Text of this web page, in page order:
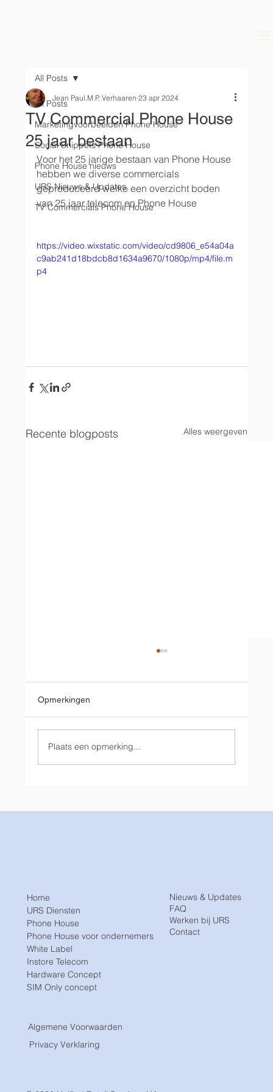
All Posts
Marketingvoorbeelden Phone House
Social Snippets Phone House
Phone House nieuws
URS Nieuws & Updates
TV Commercials Phone House
All Posts
TV Commercial Phone House
25 jaar bestaan
Jean Paul.M.P. Verhaaren 23 apr 2024
Voor het 25 jarige bestaan van Phone House
hebben we diverse commercials
geproduceerd welke een overzicht boden
van 25 jaar telecom en Phone House
https://video.wixstatic.com/video/cd9806_e54a04a
c9ab241d18bdcb8d1634a9670/1080p/mp4/file.m
p4
Recente blogposts Alles weergeven
Opmerkingen
Plaats een opmerking...
Home
URS Diensten
Phone House
Phone House voor ondernemers
White Label
Instore Telecom
Hardware Concept
SIM Only concept
Nieuws & Updates
FAQ
Werken bij URS
Contact
Algemene Voorwaarden
Privacy Verklaring